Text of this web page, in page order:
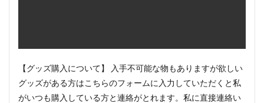
【グッズ購入について】 入手不可能な物もありますが欲しい
グッズがある方はこちらのフォームに入力していただくと私
がいつも購入している方と連絡がとれます。私に直接連絡い